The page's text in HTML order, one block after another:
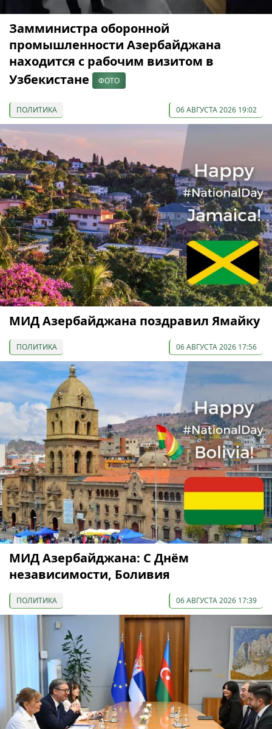
Замминистра оборонной
промышленности Азербайджана
находится с рабочим визитом в
Узбекистане
ФОТО
ПОЛИТИКА 06 АВГУСТА 2026 19:02
МИД Азербайджана поздравил Ямайку
ПОЛИТИКА 06 АВГУСТА 2026 17:56
МИД Азербайджана: С Днём
независимости, Боливия
ПОЛИТИКА 06 АВГУСТА 2026 17:39